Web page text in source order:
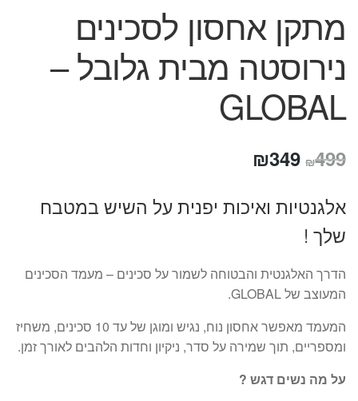
מתקן אחסון לסכינים
נירוסטה מבית גלובל –
GLOBAL
₪499 המחיר
היה:
₪349
הוא:
אלגנטיות ואיכות יפנית על השיש במטבח
שלך !
הדרך האלגנטית והבטוחה לשמור על סכינים – מעמד הסכינים
המעוצב של GLOBAL.
המעמד מאפשר אחסון נוח, נגיש ומוגן של עד 10 סכינים, משחיז
ומספריים, תוך שמירה על סדר, ניקיון וחדות הלהבים לאורך זמן.
על מה נשים דגש ?